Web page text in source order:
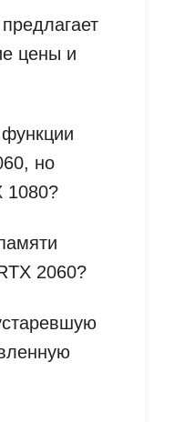
цены и
но
1080?
2060?